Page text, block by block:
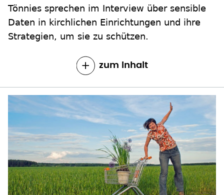
Tönnies sprechen im Interview über sensible
Daten in kirchlichen Einrichtungen und ihre
Strategien, um sie zu schützen.
zum Inhalt